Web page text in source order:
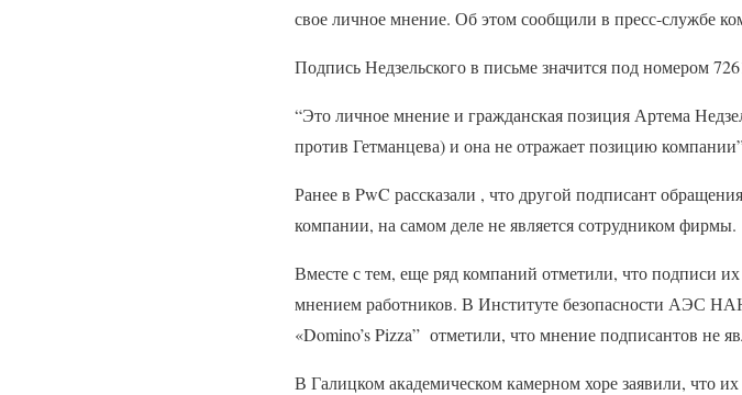
свое личное мнение. Об этом сообщили в пресс-службе
Подпись Недзельского в письме значится под номером
“Это личное мнение и гражданская позиция Артема
против Гетманцева) и она не отражает позицию
Ранее в PwC рассказали , что другой подписант
компании, на самом деле не является сотрудником фирмы.
Вместе с тем, еще ряд компаний отметили, что подписи
мнением работников. В Институте безопасности АЭС
«Domino’s Pizza” отметили, что мнение подписантов не
В Галицком академическом камерном хоре заявили, что